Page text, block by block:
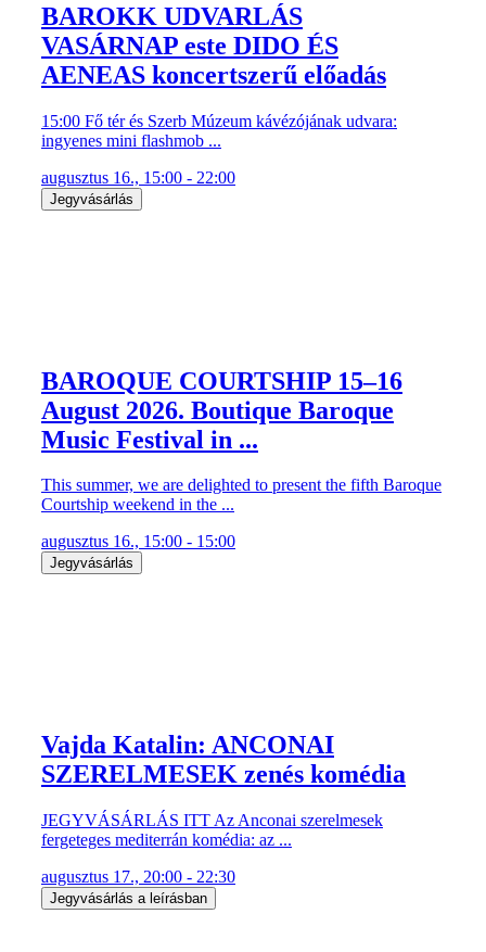
BAROKK UDVARLÁS
VASÁRNAP este DIDO ÉS
AENEAS koncertszerű előadás
15:00 Fő tér és Szerb Múzeum kávézójának udvara:
ingyenes mini flashmob ...
augusztus 16., 15:00 - 22:00
Jegyvásárlás
BAROQUE COURTSHIP 15–16
August 2026. Boutique Baroque
Music Festival in ...
This summer, we are delighted to present the fifth Baroque
Courtship weekend in the ...
augusztus 16., 15:00 - 15:00
Jegyvásárlás
Vajda Katalin: ANCONAI
SZERELMESEK zenés komédia
JEGYVÁSÁRLÁS ITT Az Anconai szerelmesek
fergeteges mediterrán komédia: az ...
augusztus 17., 20:00 - 22:30
Jegyvásárlás a leírásban